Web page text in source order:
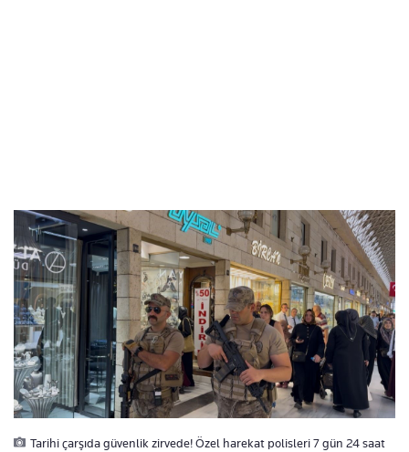
Tarihi çarşıda güvenlik zirvede! Özel harekat polisleri 7 gün 24 saat